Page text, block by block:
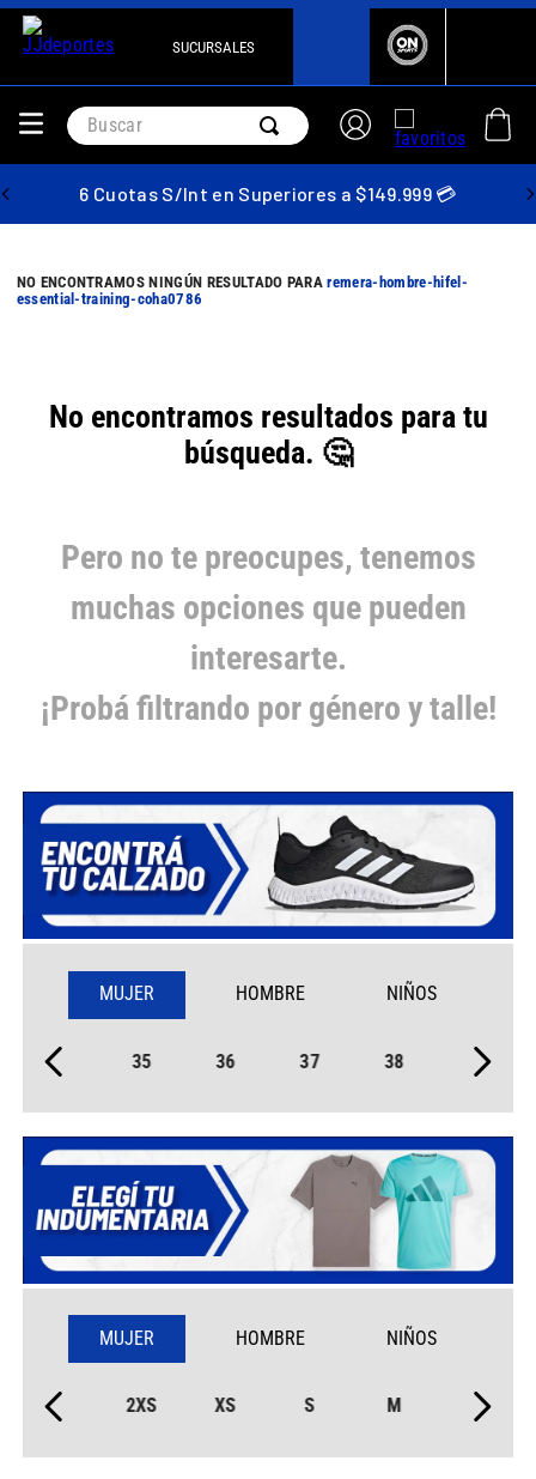
SUCURSALES
Buscar
6 Cuotas S/Int en Superiores a $149.999 💳
remera-hombre-hifel-
essential-training-coha0786
No encontramos resultados para tu
búsqueda. 🤔
Pero no te preocupes, tenemos
muchas opciones que pueden
interesarte.
¡Probá filtrando por género y talle!
MUJER HOMBRE NIÑOS
35 36 37 38
MUJER HOMBRE NIÑOS
2XS XS S M